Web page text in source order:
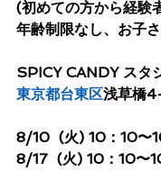
(初めての方から経験
年齢制限なし、お子
SPICY CANDY スタ
東京都台東区浅草橋
8/10  (火) 10：10〜
8/17  (火) 10：10〜